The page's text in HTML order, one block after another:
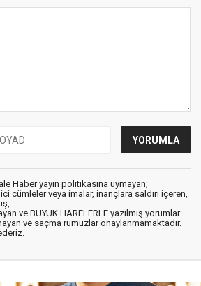
Haber yayın politikasına uymayan;
cümleler veya imalar, inançlara saldırı içeren,
ve BÜYÜK HARFLERLE yazılmış yorumlar
ve saçma rumuzlar onaylanmamaktadır.